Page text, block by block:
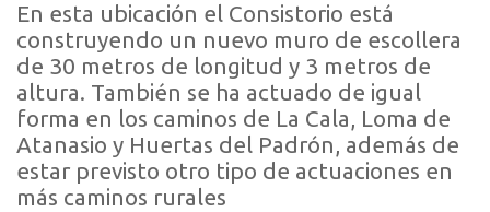
En esta ubicación el Consistorio está
construyendo un nuevo muro de escollera
de 30 metros de longitud y 3 metros de
altura. También se ha actuado de igual
forma en los caminos de La Cala, Loma de
Atanasio y Huertas del Padrón, además de
estar previsto otro tipo de actuaciones en
más caminos rurales